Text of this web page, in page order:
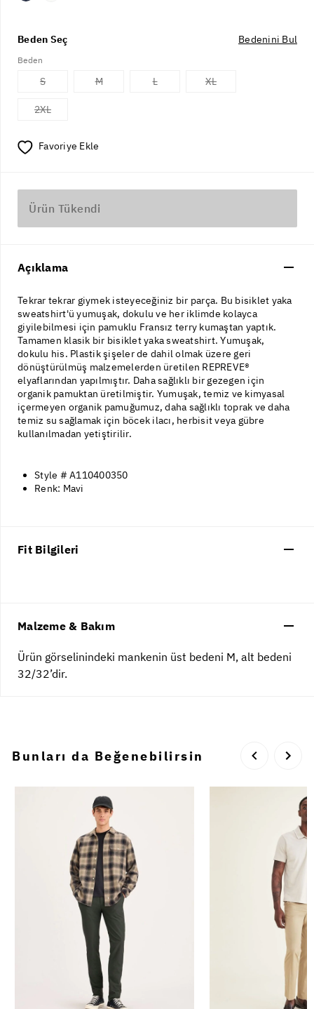
Beden Seç Bedenini Bul
Beden
S M L XL
2XL
Favoriye Ekle
Ürün Tükendi
Açıklama
Tekrar tekrar giymek isteyeceğiniz bir parça. Bu bisiklet yaka
sweatshirt'ü yumuşak, dokulu ve her iklimde kolayca
giyilebilmesi için pamuklu Fransız terry kumaştan yaptık.
Tamamen klasik bir bisiklet yaka sweatshirt. Yumuşak,
dokulu his. Plastik şişeler de dahil olmak üzere geri
dönüştürülmüş malzemelerden üretilen REPREVE®
elyaflarından yapılmıştır. Daha sağlıklı bir gezegen için
organik pamuktan üretilmiştir. Yumuşak, temiz ve kimyasal
içermeyen organik pamuğumuz, daha sağlıklı toprak ve daha
temiz su sağlamak için böcek ilacı, herbisit veya gübre
kullanılmadan yetiştirilir.
Style # A110400350
Renk: Mavi
Fit Bilgileri
Malzeme & Bakım
Ürün görselinindeki mankenin üst bedeni M, alt bedeni
32/32’dir.
Bunları da Beğenebilirsin